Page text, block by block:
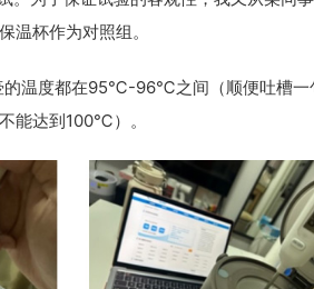
温杯作为对照组。
的温度都在95℃-96℃之间（顺便吐槽一
能达到100℃）。